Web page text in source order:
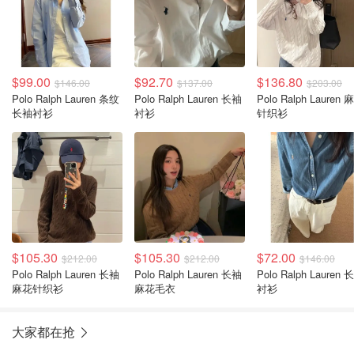
$99.00 $146.00
Polo Ralph Lauren 条纹
长袖衬衫
$92.70 $137.00
Polo Ralph Lauren 长袖
衬衫
$136.80 $203.00
Polo Ralph Lauren
针织衫
$105.30 $212.00
Polo Ralph Lauren 长袖
麻花针织衫
$105.30 $212.00
Polo Ralph Lauren 长袖
麻花毛衣
$72.00 $146.00
Polo Ralph Lauren
衬衫
大家都在抢